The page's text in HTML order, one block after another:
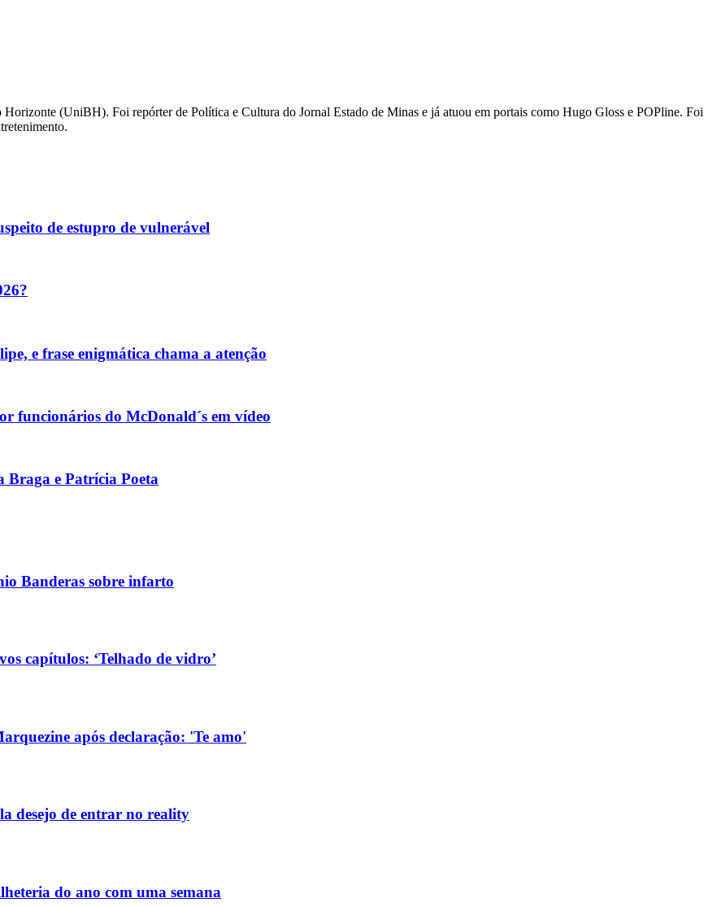
(UniBH). Foi repórter de Política e Cultura do Jornal Estado de Minas e já atuou em portais como Hugo Gloss e POPline. Foi
de estupro de vulnerável
e frase enigmática chama a atenção
funcionários do McDonald´s em vídeo
e Patrícia Poeta
Banderas sobre infarto
capítulos: ‘Telhado de vidro’
após declaração: 'Te amo'
desejo de entrar no reality
do ano com uma semana